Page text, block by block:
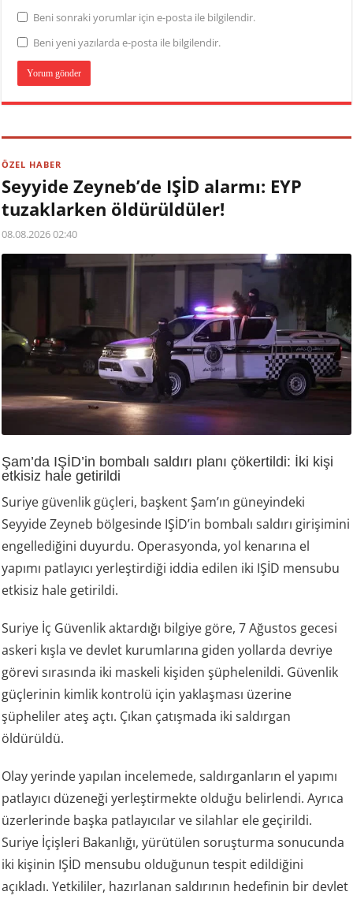
Beni sonraki yorumlar için e-posta ile bilgilendir.
Beni yeni yazılarda e-posta ile bilgilendir.
ÖZEL HABER
Seyyide Zeyneb’de IŞİD alarmı: EYP
tuzaklarken öldürüldüler!
08.08.2026 02:40
Şam’da IŞİD’in bombalı saldırı planı çökertildi: İki kişi
etkisiz hale getirildi
Suriye güvenlik güçleri, başkent Şam’ın güneyindeki
Seyyide Zeyneb bölgesinde IŞİD’in bombalı saldırı girişimini
engellediğini duyurdu. Operasyonda, yol kenarına el
yapımı patlayıcı yerleştirdiği iddia edilen iki IŞİD mensubu
etkisiz hale getirildi.
Suriye İç Güvenlik aktardığı bilgiye göre, 7 Ağustos gecesi
askeri kışla ve devlet kurumlarına giden yollarda devriye
görevi sırasında iki maskeli kişiden şüphelenildi. Güvenlik
güçlerinin kimlik kontrolü için yaklaşması üzerine
şüpheliler ateş açtı. Çıkan çatışmada iki saldırgan
öldürüldü.
Olay yerinde yapılan incelemede, saldırganların el yapımı
patlayıcı düzeneği yerleştirmekte olduğu belirlendi. Ayrıca
üzerlerinde başka patlayıcılar ve silahlar ele geçirildi.
Suriye İçişleri Bakanlığı, yürütülen soruşturma sonucunda
iki kişinin IŞİD mensubu olduğunun tespit edildiğini
açıkladı. Yetkililer, hazırlanan saldırının hedefinin bir devlet